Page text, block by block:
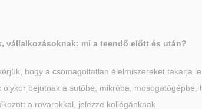
vállalkozásoknak: mi a teendő előtt és után?
hogy a csomagoltatlan élelmiszereket takarja
bejutnak a sütőbe, mikróba, mosogatógépbe,
a rovarokkal, jelezze kollégánknak.